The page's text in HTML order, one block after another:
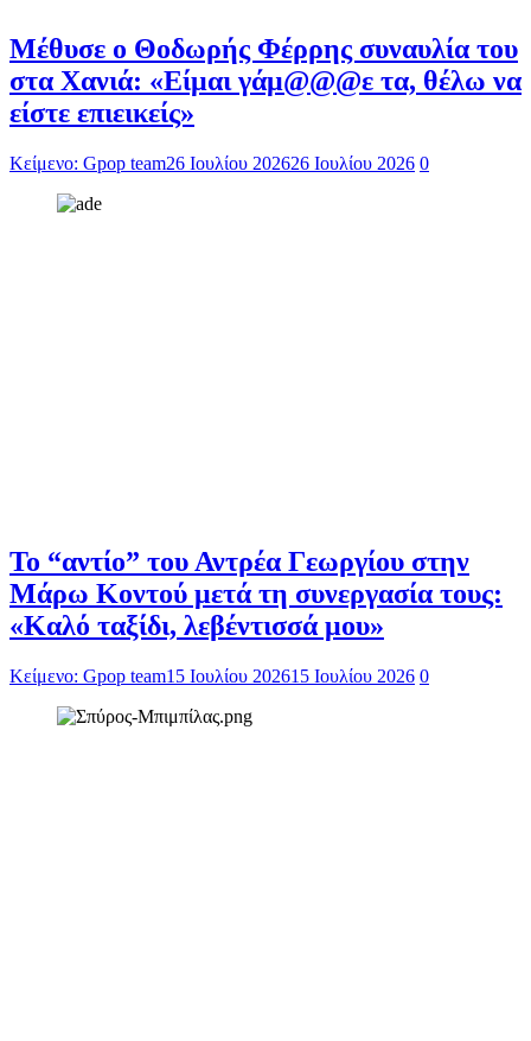
Μέθυσε ο Θοδωρής Φέρρης συναυλία του
στα Χανιά: «Είμαι γάμ@@@ε τα, θέλω να
είστε επιεικείς»
Κείμενο: Gpop team26 Ιουλίου 202626 Ιουλίου 2026 0
Το “αντίο” του Αντρέα Γεωργίου στην
Μάρω Κοντού μετά τη συνεργασία τους:
«Καλό ταξίδι, λεβέντισσά μου»
Κείμενο: Gpop team15 Ιουλίου 202615 Ιουλίου 2026 0